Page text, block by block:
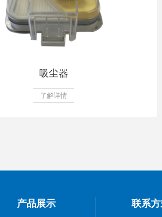
吸尘器
了解详情
产品展示 联系